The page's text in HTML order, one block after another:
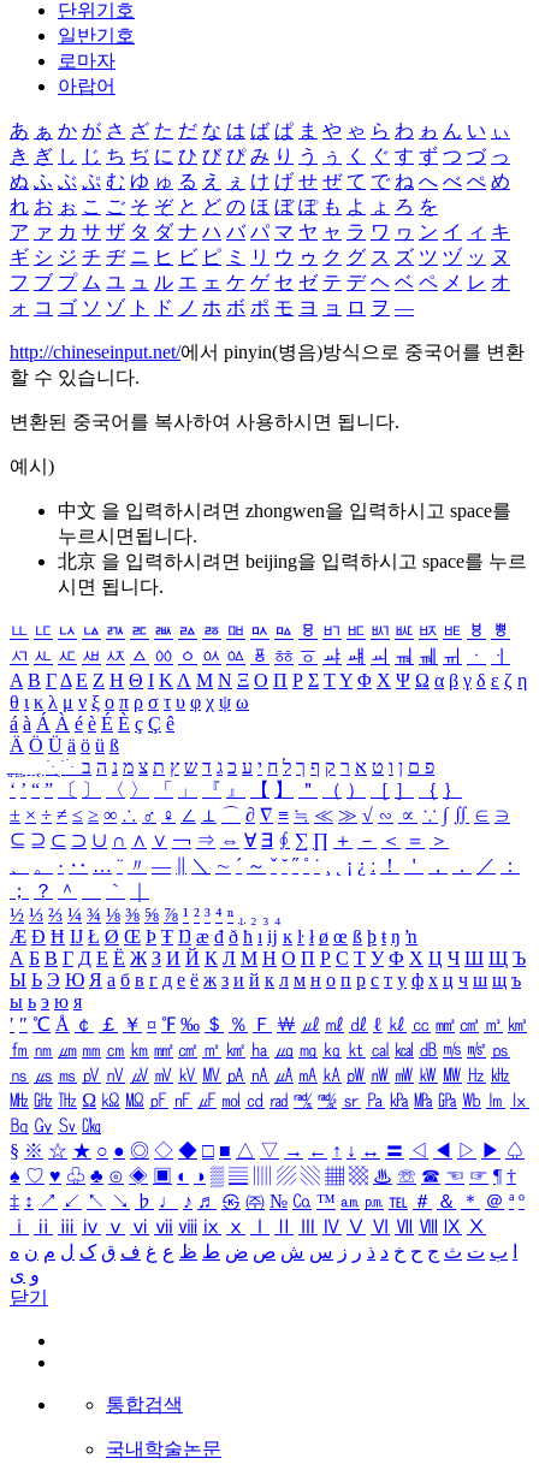
단위기호
일반기호
로마자
아랍어
あ ぁ か が さ ざ た だ な は ば ぱ ま や ゃ ら わ ゎ ん い ぃ
き ぎ し じ ち ぢ に ひ び ぴ み り う ぅ く ぐ す ず つ づ っ
ぬ ふ ぶ ぷ む ゆ ゅ る え ぇ け げ せ ぜ て で ね へ べ ぺ め
れ お ぉ こ ご そ ぞ と ど の ほ ぼ ぽ も よ ょ ろ を
ア ァ カ サ ザ タ ダ ナ ハ バ パ マ ヤ ャ ラ ワ ヮ ン イ ィ キ
ギ シ ジ チ ヂ ニ ヒ ビ ピ ミ リ ウ ゥ ク グ ス ズ ツ ヅ ッ ヌ
フ ブ プ ム ユ ュ ル エ ェ ケ ゲ セ ゼ テ デ ヘ ベ ペ メ レ オ
ォ コ ゴ ソ ゾ ト ド ノ ホ ボ ポ モ ヨ ョ ロ ヲ ―
http://chineseinput.net/에서 pinyin(병음)방식으로 중국어를 변환
할 수 있습니다.
변환된 중국어를 복사하여 사용하시면 됩니다.
예시)
中文 을 입력하시려면 zhongwen을 입력하시고 space를
누르시면됩니다.
北京 을 입력하시려면 beijing을 입력하시고 space를 누르
시면 됩니다.
ㅥ ㅦ ㅧ ㅨ ㅩ ㅪ ㅫ ㅬ ㅭ ㅮ ㅯ ㅰ ㅱ ㅲ ㅳ ㅴ ㅵ ㅶ ㅷ ㅸ
ㅹ
ㅺ ㅻ ㅼ ㅽ ㅾ ㅿ ㆀ ㆁ ㆂ ㆃ ㆄ ㆅ ㆆ ㆇ ㆈ ㆉ ㆊ ㆋ ㆌ ㆍ
ㆎ
Α Β ΓΔ Ε Ζ Η Θ Ι ΚΛ Μ Ν Ξ Ο Π Ρ Σ ΤΥ Φ Χ Ψ Ω α β γ δ ε ζ η
θ ι κ λ μ ν ξ ο π ρ σ τ υ φ χ ψ ω
á à Á À é è É È ç Ç ê
Ä Ö Ü ä ö ü ß
ִֶֹ ֻּ ׁׂ פ ם ן ו ט א ר ק ף ך ל ח י ע כ ג ד ש ץ ת צ מ נ ה ב
‘ ’ “ ” 〔 〕 〈 〉 「 」 『 』 【 】 ＂ （ ） ［ ］ ｛ ｝
± × ÷ ≠ ≤ ≥ ∞ ∴ ♂ ♀ ∠ ⊥ ⌒ ∂ ∇ ≡ ≒ ≪ ≫ √ ∽ ∝ ∵ ∫ ∬ ∈ ∋
⊆ ⊇ ⊂ ⊃ ∪ ∩ ∧ ∨ ￢ ⇒ ⇔ ∀ ∃ ∮ ∑ ∏ ＋ － ＜ ＝
＞
、
。 · ‥ … ¨ 〃 ― ＼ ∼ ´ ～ ˇ ˘ ˝ ˚ ˙ ¸ ¡ ¿ ː ！ ＇ ， ． ／
：
；
？ ＾ ｀
½ ⅓ ⅔ ¼ ¾ ⅛ ⅜ ⅝ ⅞ ¹ ² ³ ⁴ ⁿ ₁ ₂ ₃ ₄
Æ Ð Ħ Ĳ Ł Ø Œ Þ Ŧ Ŋ æ đ ð ħ ı ĳ ĸ ŀ ł ø œ ß þ ŧ ŋ ŉ
А Б В Г Д Е Ё Ж З И Й К Л М Н О П Р С Т У Ф Х Ц Ч Ш Щ Ъ
Ы Ь Э Ю Я а б в г д е ё ж з и й к л м н о п р с т у ф х ц ч ш щ ъ
ы ь э ю я
′ ″ ℃ Å ￠ ￡ ￥ ¤ ℉ ‰ ＄ ％ Ｆ ￦ ㎕ ㎖ ㎗ ℓ ㎘ ㏄ ㎣ ㎤ ㎥ ㎦
㎙ ㎚ ㎛ ㎜ ㎝ ㎞ ㎟ ㎠ ㎡ ㎢ ㏊ ㎍ ㎎ ㎏ ㏏ ㎈ ㎉ ㏈ ㎧ ㎨ ㎰
㎱ ㎲ ㎳ ㎴ ㎵ ㎶ ㎷ ㎸ ㎹ ㎀ ㎁ ㎂ ㎃ ㎄ ㎺ ㎻ ㎽ ㎾ ㎿ ㎐ ㎑
㎒ ㎓ ㎔ Ω ㏀ ㏁ ㎊ ㎋ ㎌ ㏖ ㏅ ㎭ ㎮ ㎯ ㏛ ㎩ ㎪ ㎫ ㎬ ㏝ ㏐
㏓
㏃ ㏉ ㏜ ㏆
§ ※ ☆ ★ ○ ● ◎ ◇ ◆ □ ■ △ ▽ → ← ↑ ↓ ↔ 〓 ◁ ◀ ▷ ▶ ♤
♠ ♡ ♥ ♧ ♣ ⊙ ◈ ▣ ◐ ◑ ▒ ▤ ▨ ▧ ▦ ▩ ♨ ☏ ☎ ☜ ☞ ¶ †
‡ ↕ ↗ ↙ ↖ ↘ ♭ ♩ ♪ ♬ ㉿ ㈜ № ㏇ ™ ㏂ ㏘ ℡ ＃ ＆ ＊ ＠ ª º
ⅰ
ⅱ ⅲ ⅳ ⅴ ⅵ ⅶ ⅷ ⅸ ⅹ Ⅳ Ⅴ Ⅵ Ⅶ Ⅷ Ⅸ Ⅹ
ب ت ث ج ح خ د ذ ر ز س ش ص ض ط ظ ع غ ف ق ک ل م ن ه
و ی
닫기
통합검색
국내학술논문